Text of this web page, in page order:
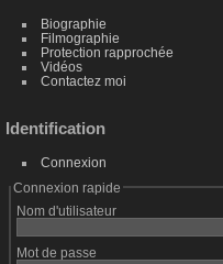
Biographie
Filmographie
Protection rapprochée
Vidéos
Contactez moi
Identification
Connexion
Connexion rapide
Nom d'utilisateur
Mot de passe